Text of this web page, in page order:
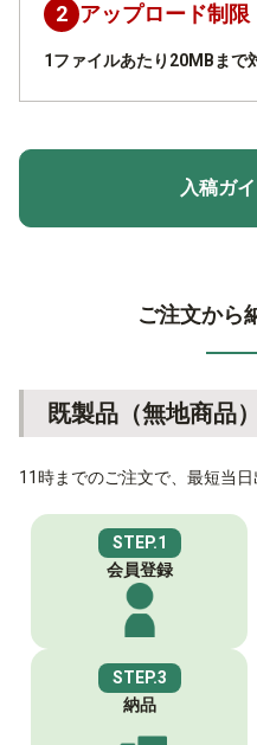
2 アップロード制限
1ファイルあたり20MBまで
入稿ガ
ご注文から
既製品（無地商品
11時までのご注文で、最短当日
STEP.1
会員登録
STEP.3
納品